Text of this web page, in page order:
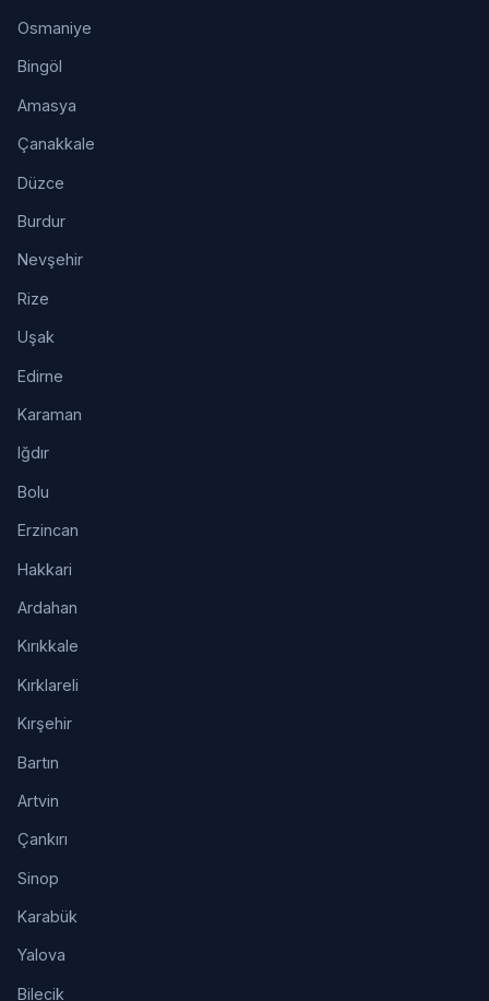
Osmaniye
Bingöl
Amasya
Çanakkale
Düzce
Burdur
Nevşehir
Rize
Uşak
Edirne
Karaman
Iğdır
Bolu
Erzincan
Hakkari
Ardahan
Kırıkkale
Kırklareli
Kırşehir
Bartın
Artvin
Çankırı
Sinop
Karabük
Yalova
Bilecik